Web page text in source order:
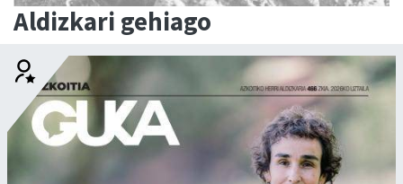
Aldizkari gehiago